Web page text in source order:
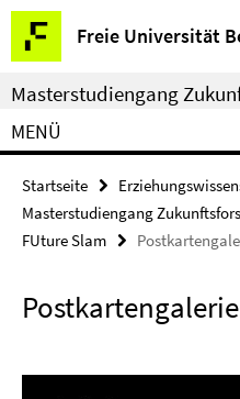
Springe
direkt
zu
Inhalt
Freie Universität
Service-
Navigation
Masterstudiengang
MENÜ
Startseite
Masterstudiengang
FUture Slam